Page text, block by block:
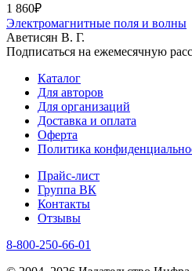
1 860₽
Электромагнитные поля и волны
Аветисян В. Г.
Подписаться на ежемесячную
Каталог
Для авторов
Для организаций
Доставка и оплата
Оферта
Политика
Прайс-лист
Группа ВК
Контакты
Отзывы
8-800-250-66-01